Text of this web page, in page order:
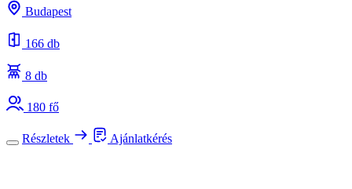
Budapest
166 db
8 db
180 fő
Részletek Ajánlatkérés